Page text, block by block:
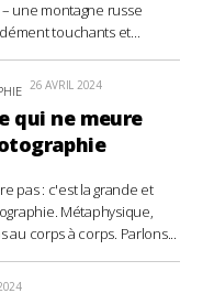
une montagne russe
touchants et...
26 AVRIL 2024
qui ne meure
pas : c'est la grande et
Métaphysique,
corps à corps. Parlons...